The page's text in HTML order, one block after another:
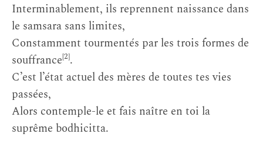
Interminablement, ils reprennent naissance dans
le samsara sans limites,
Constamment tourmentés par les trois formes de
souffrance[2].
C’est l’état actuel des mères de toutes tes vies
passées,
Alors contemple-le et fais naître en toi la
suprême bodhicitta.